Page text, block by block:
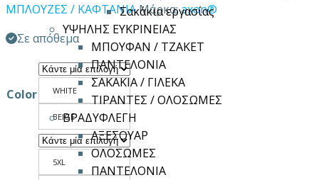
Σακάκια εργασίας
ΥΨΗΛΗΣ ΕΥΚΡΙΝΕΙΑΣ
ΜΠΟΥΦΑΝ / ΤΖΑΚΕΤ
ΠΑΝΤΕΛΟΝΙΑ
ΣΑΚΑΚΙΑ / ΓΙΛΕΚΑ
ΤΙΡΑΝΤΕΣ / ΟΛΟΣΩΜΕΣ
ΒΡΑΔΥΦΛΕΓΗ
ΑΞΕΣΟΥΑΡ
ΟΛΟΣΩΜΕΣ
ΠΑΝΤΕΛΟΝΙΑ
ΜΠΛΟΥΖΕΣ / ΚΑΦΤΑΝΙΑ Μάρκα:axon®
Σε απόθεμα
Color WHITE
BEIGE
5XL